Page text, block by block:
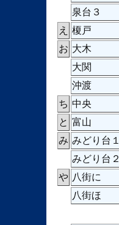
泉台３
え 榎戸
お 大木
大関
沖渡
ち 中央
と 富山
み みどり台１
みどり台２
や 八街に
八街ほ